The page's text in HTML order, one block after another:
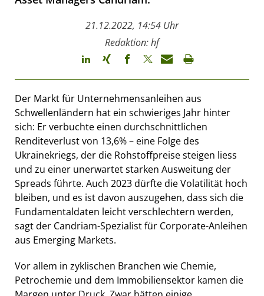
21.12.2022, 14:54 Uhr
Redaktion: hf
Der Markt für Unternehmensanleihen aus
Schwellenländern hat ein schwieriges Jahr hinter
sich: Er verbuchte einen durchschnittlichen
Renditeverlust von 13,6% – eine Folge des
Ukrainekriegs, der die Rohstoffpreise steigen liess
und zu einer unerwartet starken Ausweitung der
Spreads führte. Auch 2023 dürfte die Volatilität hoch
bleiben, und es ist davon auszugehen, dass sich die
Fundamentaldaten leicht verschlechtern werden,
sagt der Candriam-Spezialist für Corporate-Anleihen
aus Emerging Markets.
Vor allem in zyklischen Branchen wie Chemie,
Petrochemie und dem Immobiliensektor kamen die